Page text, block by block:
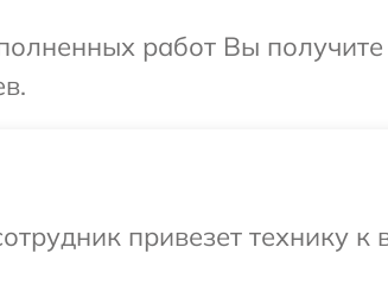
работ Вы
привезет технику к